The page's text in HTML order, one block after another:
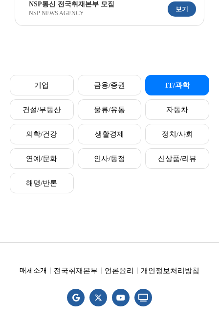
NSP통신 전국취재본부 모집
NSP NEWS AGENCY
보기
기업 금융/증권 IT/과학
건설/부동산 물류/유통 자동차
의학/건강 생활경제 정치/사회
연예/문화 인사/동정 신상품/리뷰
해명/반론
매체소개 전국취재본부 언론윤리 개인정보처리방침